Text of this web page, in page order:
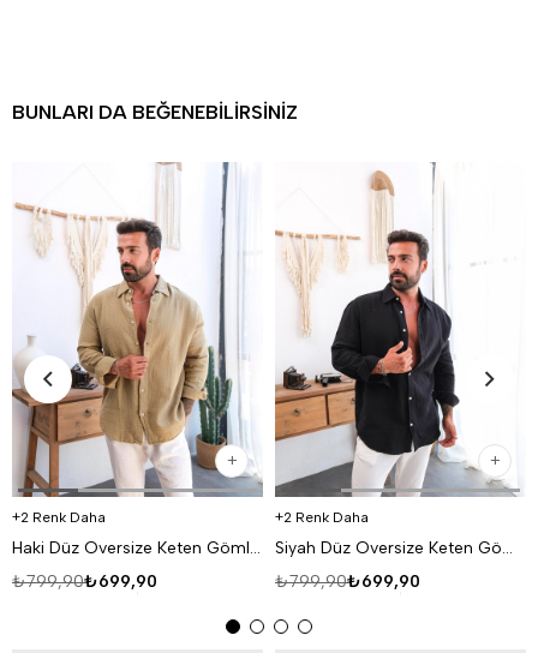
BUNLARI DA BEĞENEBILIRSINIZ
2 Renk Daha
Haki Düz Oversize Keten Gömlek VS4050
₺699,90
₺799,90
2 Renk Daha
Siyah Düz Oversize Keten Gömlek VS4050
₺699,90
₺799,90